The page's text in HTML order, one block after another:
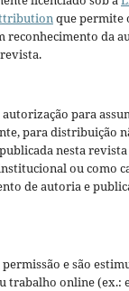
que permite
reconhecimento da
para
para distribuição
nesta
ou como
de autoria e
e são
trabalho online (ex.: